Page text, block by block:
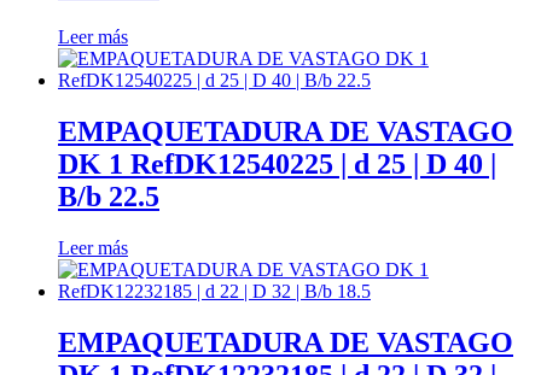
Leer más
EMPAQUETADURA DE VASTAGO
DK 1 RefDK12540225 | d 25 | D 40 |
B/b 22.5
Leer más
EMPAQUETADURA DE VASTAGO
Marketing
Al compartir
comportamiento
mientras visitas
nuestro sitio,
aumentas la
posibilidad de
ofertas
personalizados.
Así verás lo que
interesa.